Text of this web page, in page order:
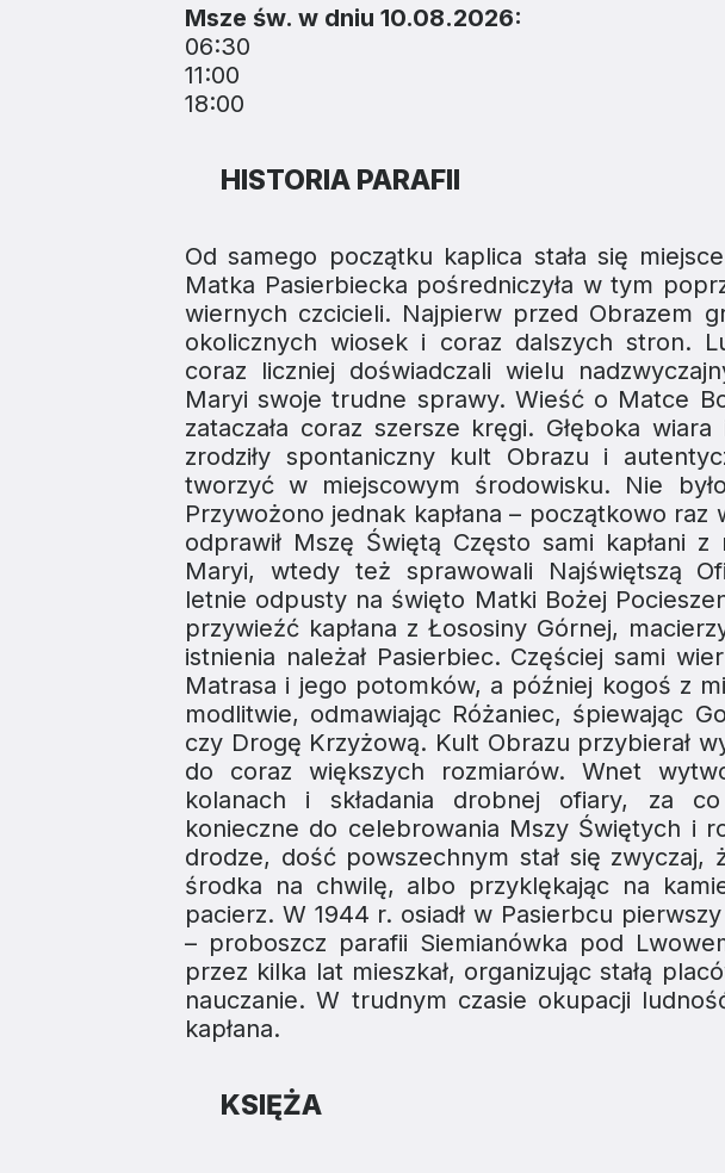
Msze św. w dniu 10.08.2026:
06:30
11:00
18:00
HISTORIA PARAFII
Od samego początku kaplica stała się
Matka Pasierbiecka pośredniczyła w tym
wiernych czcicieli. Najpierw przed Obrazem
okolicznych wiosek i coraz dalszych stron.
coraz liczniej doświadczali wielu
Maryi swoje trudne sprawy. Wieść o Matce
zataczała coraz szersze kręgi. Głęboka
zrodziły spontaniczny kult Obrazu i
tworzyć w miejscowym środowisku. Nie
Przywożono jednak kapłana – początkowo
odprawił Mszę Świętą Często sami kapłani
Maryi, wtedy też sprawowali Najświętszą
letnie odpusty na święto Matki Bożej
przywieźć kapłana z Łososiny Górnej,
istnienia należał Pasierbiec. Częściej sami
Matrasa i jego potomków, a później kogoś z
modlitwie, odmawiając Różaniec, śpiewając
czy Drogę Krzyżową. Kult Obrazu przybierał
do coraz większych rozmiarów. Wnet
kolanach i składania drobnej ofiary, za
konieczne do celebrowania Mszy Świętych i
drodze, dość powszechnym stał się
środka na chwilę, albo przyklękając na
pacierz. W 1944 r. osiadł w Pasierbcu
– proboszcz parafii Siemianówka pod
przez kilka lat mieszkał, organizując stałą
nauczanie. W trudnym czasie okupacji
kapłana.
KSIĘŻA